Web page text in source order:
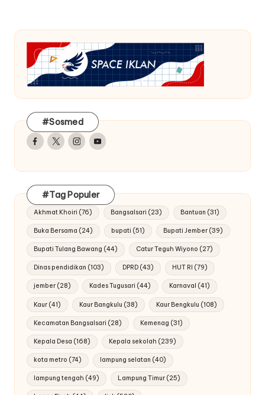
#Sosmed
Facebook
TwitterInstagram
Youtube
#Tag Populer
Akhmat Khoiri (76) Bangsalsari (23) Bantuan (31)
Buka Bersama (24) bupati (51) Bupati Jember(39)
Bupati Tulang Bawang (44) Catur Teguh Wiyono (27)
Dinas pendidikan (103) DPRD(43) HUT RI (79)
jember (28) Kades Tugusari (44) Karnaval (41)
Kaur (41) Kaur Bangkulu (38) Kaur Bengkulu (108)
Kecamatan Bangsalsari (28) Kemenag (31)
Kepala Desa (168) Kepala sekolah (239)
kota metro (74) lampung selatan (40)
lampung tengah (49) Lampung Timur(25)